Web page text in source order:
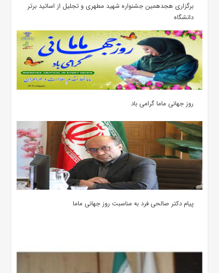
برگزاری هجدهمین جشنواره شهید مطهری و تجلیل از اساتید برتر
دانشگاه
روز جهانی ماما گرامی باد
پیام دکتر صالحی فرد به مناسبت روز جهانی ماما